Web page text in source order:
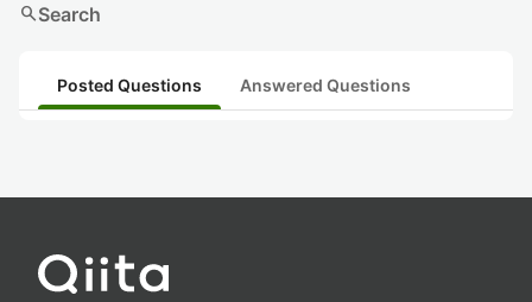
searchSearch
Posted Questions Answered Questions